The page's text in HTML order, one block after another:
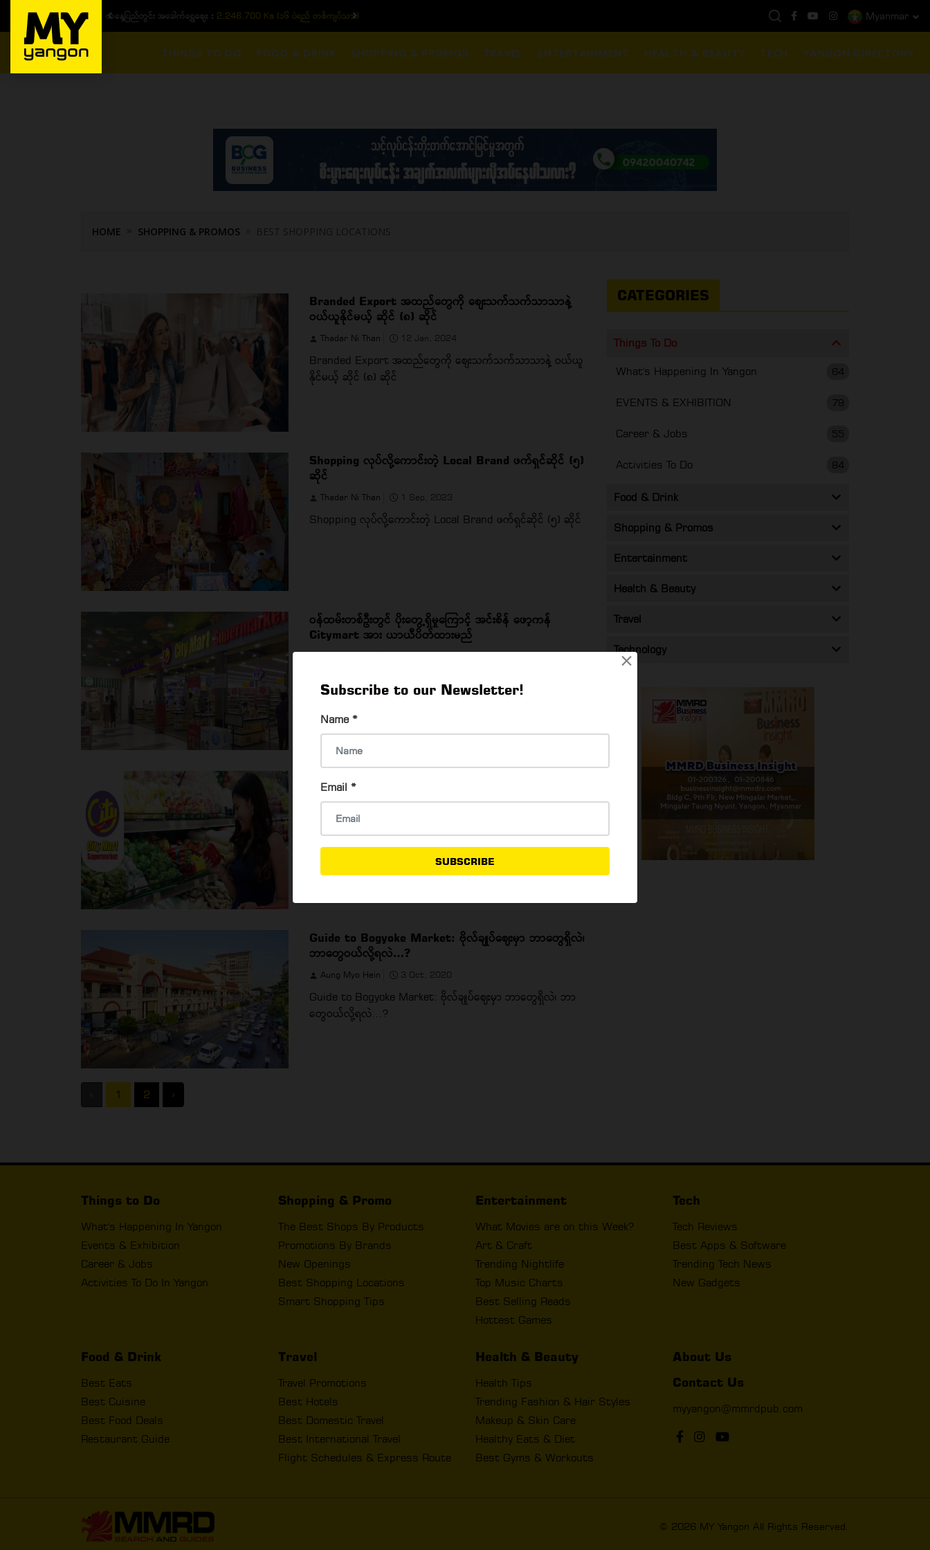
×
Subscribe to our Newsletter!
Name *
Email *
SUBSCRIBE
ယနေ့ပြည်တွင်း အခေါက်ရွှေဈေး : 2,246,700 Ks (၁၆ ပဲရည် တစ်ကျပ်သား) 3,770,000 - ပြင်ပပေါက်စျေး (၁၆ ပဲရည် တစ်ကျပ်သား) Myanmar
THINGS TO DO FOOD & DRINK SHOPPING & PROMOS TRAVEL ENTERTAINMENT HEALTH & BEAUTY TECH YANGON DIRECTORY
HOME SHOPPING & PROMOS BEST SHOPPING LOCATIONS
Branded Export အထည်တွေကို စျေးသက်သက်သာသာနဲ့
ဝယ်ယူနိုင်မယ့် ဆိုင် (၈) ဆိုင်
Thadar Ni Than 12 Jan, 2024
Branded Export အထည်တွေကို စျေးသက်သက်သာသာနဲ့ ဝယ်ယူ
နိုင်မယ့် ဆိုင် (၈) ဆိုင်
Shopping လုပ်လို့ကောင်းတဲ့ Local Brand ဖက်ရှင်ဆိုင် (၅)
ဆိုင်
Thadar Ni Than 1 Sep, 2023
Shopping လုပ်လို့ကောင်းတဲ့ Local Brand ဖက်ရှင်ဆိုင် (၅) ဆိုင်
ဝန်ထမ်းတစ်ဦးတွင် ပိုးတွေ့ရှိမှုကြောင့် အင်းစိန် ဖော့ကန်
Citymart အား ယာယီပိတ်ထားမည်
အား ယာယီပိတ်ထားမည်
ပိတ်ချိန်များ
Su Mon Oo
အသစ်ပြောင်းလဲလိုက်သည့် City Mart ဆိုင်ခွဲများ၏ ဖွင့်ချိန်၊ ပိတ်
Guide to Bogyoke Market: ဗိုလ်ချုပ်ဈေးမှာ ဘာတွေရှိလဲ၊
ဘာတွေဝယ်လို့ရလဲ…?
Aung Myo Hein 3 Oct, 2020
Guide to Bogyoke Market: ဗိုလ်ချုပ်ဈေးမှာ ဘာတွေရှိလဲ၊ ဘာ
တွေဝယ်လို့ရလဲ…?
‹ 1 2 ›
CATEGORIES
Things To Do
64
What's Happening In Yangon
79
EVENTS & EXHIBITION
55
Career & Jobs
84
Activities To Do
Food & Drink
Shopping & Promos
Entertainment
Health & Beauty
Travel
Technology
Things to Do
What's Happening In Yangon
Events & Exhibition
Career & Jobs
Activities To Do In Yangon
Shopping & Promo
The Best Shops By Products
Promotions By Brands
New Openings
Best Shopping Locations
Smart Shopping Tips
Entertainment
What Movies are on this Week?
Art & Craft
Trending Nightlife
Top Music Charts
Best Selling Reads
Hottest Games
Tech
Tech Reviews
Best Apps & Software
Trending Tech News
New Gadgets
Food & Drink
Best Eats
Best Cuisine
Best Food Deals
Restaurant Guide
Travel
Travel Promotions
Best Hotels
Best Domestic Travel
Best International Travel
Flight Schedules & Express Route
Health & Beauty
Health Tips
Trending Fashion & Hair Styles
Makeup & Skin Care
Healthy Eats & Diet
Best Gyms & Workouts
About Us
Contact Us
myyangon@mmrdpub.com
© 2026 MY Yangon All Rights Reserved.